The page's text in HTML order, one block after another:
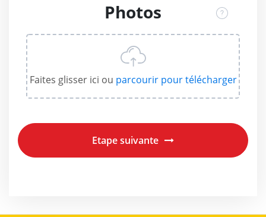
Photos
Faites glisser ici ou parcourir pour télécharger
Etape suivante